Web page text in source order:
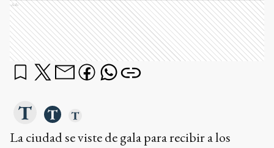
Ads
La ciudad se viste de gala para recibir a los